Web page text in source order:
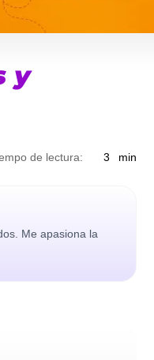
y
de lectura: 3 min
Me apasiona la